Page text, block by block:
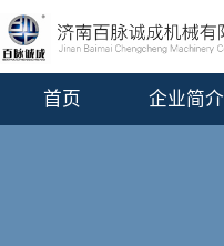
首页 企业简介